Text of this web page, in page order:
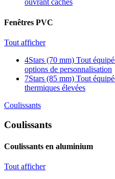
ouvrant cachés
Fenêtres PVC
Tout afficher
4Stars (70 mm) Tout
options de personnalisation
7Stars (85 mm) Tout
thermiques élevées
Coulissants
Coulissants
Coulissants en aluminium
Tout afficher